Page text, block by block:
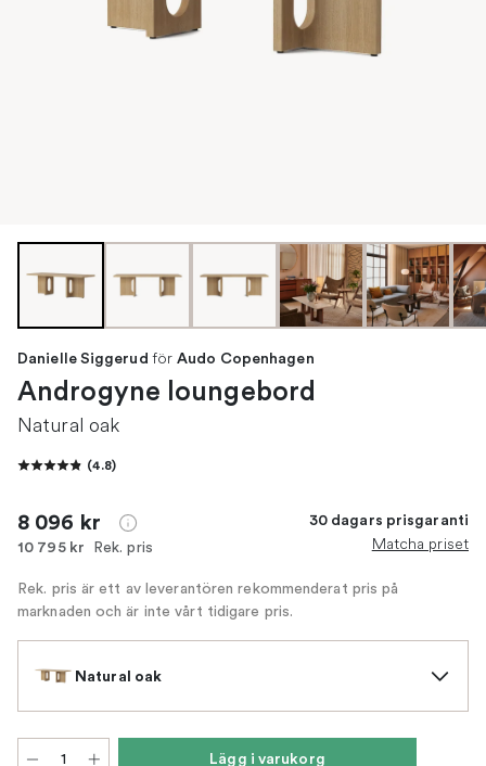
Danielle Siggerud för Audo Copenhagen
Androgyne loungebord
Natural oak
(4.8)
8 096 kr
10 795 kr Rek. pris
30 dagars prisgaranti
Matcha priset
Rek. pris är ett av leverantören rekommenderat pris på
marknaden och är inte vårt tidigare pris.
Natural oak
Lägg i varukorg